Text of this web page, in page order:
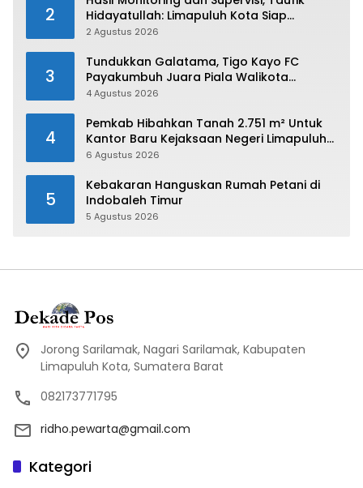
2
Hidayatullah: Limapuluh Kota Siap
Kirimkan Atlet Terbaiknya Pada Porprov
2 Agustus 2026
3
Tundukkan Galatama, Tigo Kayo FC
Payakumbuh Juara Piala Walikota
Payakumbuh 2026
4 Agustus 2026
4
Pemkab Hibahkan Tanah 2.751 m² Untuk
Kantor Baru Kejaksaan Negeri Limapuluh
Kota
6 Agustus 2026
5
Kebakaran Hanguskan Rumah Petani di
Indobaleh Timur
5 Agustus 2026
Jorong Sarilamak, Nagari Sarilamak, Kabupaten
Limapuluh Kota, Sumatera Barat
082173771795
ridho.pewarta@gmail.com
Kategori